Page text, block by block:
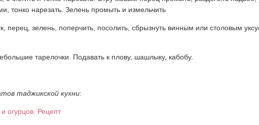
тонко нарезать. Зелень промыть и измельчить
перец, зелень, поперчить, посолить, сбрызнуть винным или столовым
тарелочки. Подавать к плову, шашлыку, кабобу.
таджикской кухни:
огурцов. Рецепт